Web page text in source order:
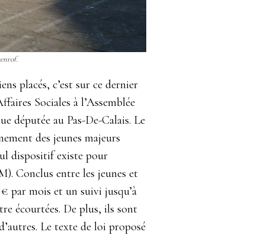
placés, c’est sur ce dernier
Sociales à l’Assemblée
députée au Pas-De-Calais. Le
des jeunes majeurs
dispositif existe pour
Conclus entre les jeunes et
par mois et un suivi jusqu’à
écourtées. De plus, ils sont
Le texte de loi proposé